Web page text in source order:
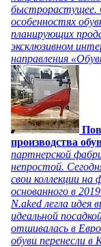
быстрорастущее.
особенностях
планирующих
эксклюзивном
направления
производства
партнерской
непростой.
свои коллекции
основанного в
N.aked легла идея
идеальной
отшивалась в
обуви перенесли в